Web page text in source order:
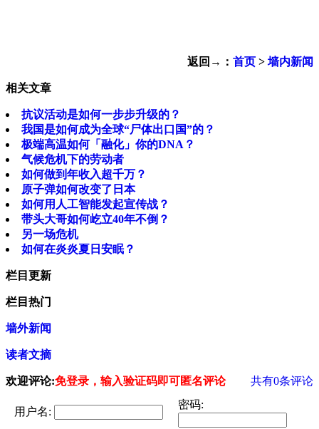
返回→： 首页 > 墙内新闻
相关文章
抗议活动是如何一步步升级的？
我国是如何成为全球“尸体出口国”的？
极端高温如何「融化」你的DNA？
气候危机下的劳动者
如何做到年收入超千万？
原子弹如何改变了日本
如何用人工智能发起宣传战？
带头大哥如何屹立40年不倒？
另一场危机
如何在炎炎夏日安眠？
栏目更新
栏目热门
墙外新闻
读者文摘
欢迎评论:免登录，输入验证码即可匿名评论 共有0条评论
用户名:
密码: